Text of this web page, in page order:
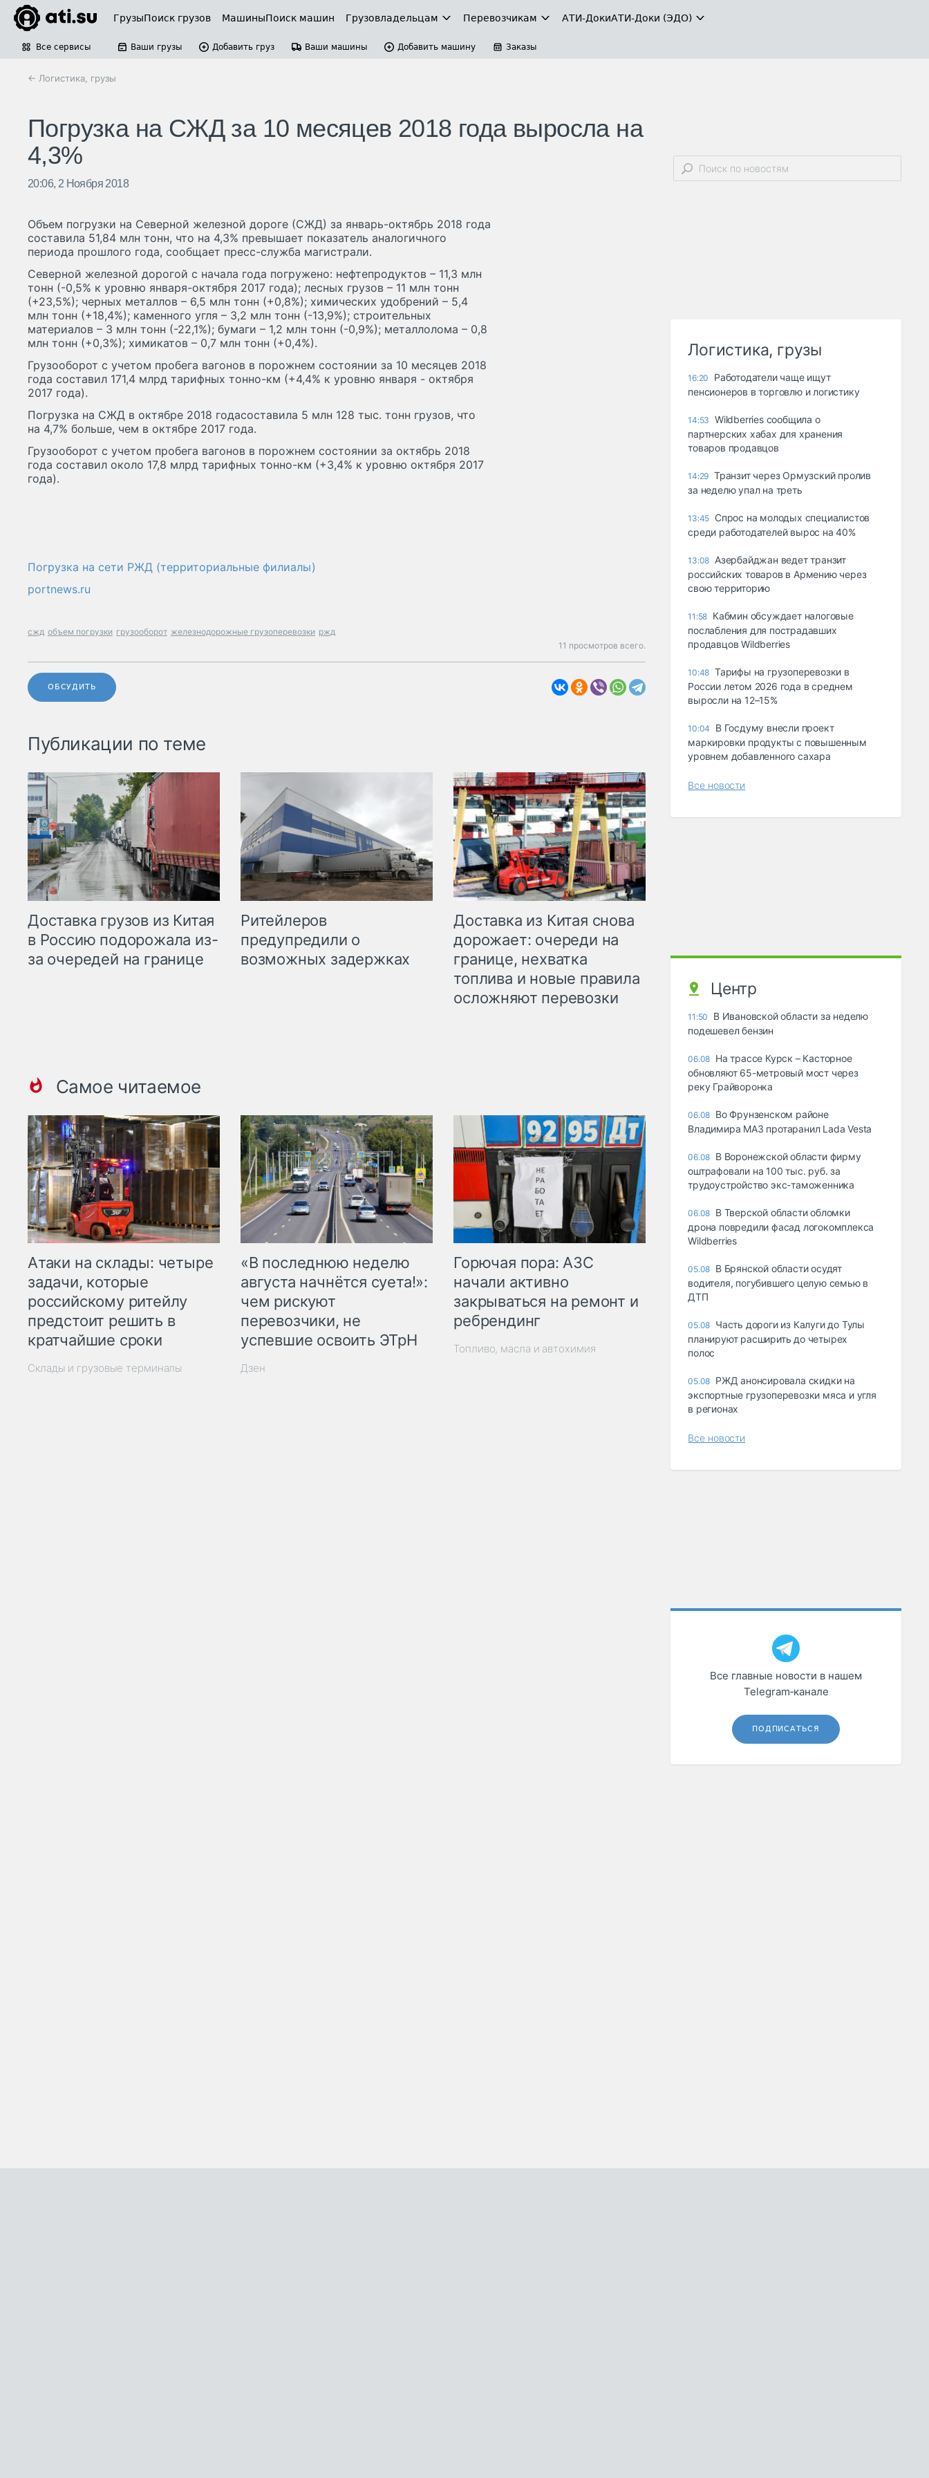
ГрузыПоиск грузов МашиныПоиск машин Грузовладельцам Перевозчикам АТИ-ДокиАТИ-Доки (ЭДО)
Все сервисы Ваши грузы Добавить груз Ваши машины Добавить машину Заказы
← Логистика, грузы
Погрузка на СЖД за 10 месяцев 2018 года выросла на
4,3%
20:06, 2 Ноября 2018
Объем погрузки на Северной железной дороге (СЖД) за январь-октябрь 2018 года
составила 51,84 млн тонн, что на 4,3% превышает показатель аналогичного
периода прошлого года, сообщает пресс-служба магистрали.
Северной железной дорогой с начала года погружено: нефтепродуктов – 11,3 млн
тонн (-0,5% к уровню января-октября 2017 года); лесных грузов – 11 млн тонн
(+23,5%); черных металлов – 6,5 млн тонн (+0,8%); химических удобрений – 5,4
млн тонн (+18,4%); каменного угля – 3,2 млн тонн (-13,9%); строительных
материалов – 3 млн тонн (-22,1%); бумаги – 1,2 млн тонн (-0,9%); металлолома – 0,8
млн тонн (+0,3%); химикатов – 0,7 млн тонн (+0,4%).
Грузооборот с учетом пробега вагонов в порожнем состоянии за 10 месяцев 2018
года составил 171,4 млрд тарифных тонно-км (+4,4% к уровню января - октября
2017 года).
Погрузка на СЖД в октябре 2018 годасоставила 5 млн 128 тыс. тонн грузов, что
на 4,7% больше, чем в октябре 2017 года.
Грузооборот с учетом пробега вагонов в порожнем состоянии за октябрь 2018
года составил около 17,8 млрд тарифных тонно-км (+3,4% к уровню октября 2017
года).
Погрузка на сети РЖД (территориальные филиалы)
portnews.ru
сжд объем погрузки грузооборот железнодорожные грузоперевозки ржд
11 просмотров всего.
ОБСУДИТЬ
Публикации по теме
Доставка грузов из Китая
в Россию подорожала из-
за очередей на границе
Ритейлеров
предупредили о
возможных задержках
Доставка из Китая снова
дорожает: очереди на
границе, нехватка
топлива и новые правила
осложняют перевозки
Самое читаемое
Атаки на склады: четыре
задачи, которые
российскому ритейлу
предстоит решить в
кратчайшие сроки
Склады и грузовые терминалы
«В последнюю неделю
августа начнётся суета!»:
чем рискуют
перевозчики, не
успевшие освоить ЭТрН
Дзен
Горючая пора: АЗС
начали активно
закрываться на ремонт и
ребрендинг
Топливо, масла и автохимия
Логистика, грузы
16:20
Работодатели чаще ищут
пенсионеров в торговлю и логистику
14:53
Wildberries сообщила о
партнерских хабах для хранения
товаров продавцов
14:29 Транзит через Ормузский пролив
за неделю упал на треть
13:45 Спрос на молодых специалистов
среди работодателей вырос на 40%
13:08 Азербайджан ведет транзит
российских товаров в Армению через
свою территорию
11:58 Кабмин обсуждает налоговые
послабления для пострадавших
продавцов Wildberries
10:48 Тарифы на грузоперевозки в
России летом 2026 года в среднем
выросли на 12–15%
10:04
В Госдуму внесли проект
маркировки продукты с повышенным
уровнем добавленного сахара
Все новости
Центр
11:50
В Ивановской области за неделю
подешевел бензин
06.08 На трассе Курск – Касторное
обновляют 65-метровый мост через
реку Грайворонка
06.08 Во Фрунзенском районе
Владимира МАЗ протаранил Lada Vesta
06.08 В Воронежской области фирму
оштрафовали на 100 тыс. руб. за
трудоустройство экс-таможенника
06.08 В Тверской области обломки
дрона повредили фасад логокомплекса
Wildberries
05.08 В Брянской области осудят
водителя, погубившего целую семью в
ДТП
05.08 Часть дороги из Калуги до Тулы
планируют расширить до четырех
полос
05.08 РЖД анонсировала скидки на
экспортные грузоперевозки мяса и угля
в регионах
Все новости
Все главные новости в нашем
Telegram‑канале
ПОДПИСАТЬСЯ